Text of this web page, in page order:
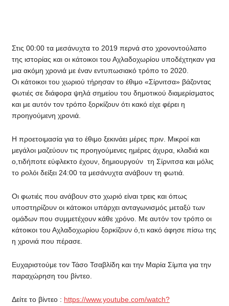
Στις 00:00 τα μεσάνυχτα το 2019 περνά στο χρονοντούλαπο
της ιστορίας και οι κάτοικοι του Αχλαδοχωρίου υποδέχτηκαν για
μια ακόμη χρονιά με έναν εντυπωσιακό τρόπο το 2020.
Οι κάτοικοι του χωριού τήρησαν το έθιμο «Σίρνιτσα» βάζοντας
φωτιές σε διάφορα ψηλά σημείου του δημοτικού διαμερίσματος
και με αυτόν τον τρόπο ξορκίζουν ότι κακό είχε φέρει η
προηγούμενη χρονιά.
Η προετοιμασία για το έθιμο ξεκινάει μέρες πριν. Μικροί και
μεγάλοι μαζεύουν τις προηγούμενες ημέρες άχυρα, κλαδιά και
ο,τιδήποτε εύφλεκτο έχουν, δημιουργούν τη Σίρνιτσα και μόλις
το ρολόι δείξει 24:00 τα μεσάνυχτα ανάβουν τη φωτιά.
Οι φωτιές που ανάβουν στο χωριό είναι τρεις και όπως
υποστηρίζουν οι κάτοικοι υπάρχει ανταγωνισμός μεταξύ των
ομάδων που συμμετέχουν κάθε χρόνο. Με αυτόν τον τρόπο οι
κάτοικοι του Αχλαδοχωρίου ξορκίζουν ό,τι κακό άφησε πίσω της
η χρονιά που πέρασε.
Ευχαριστούμε τον Τάσο Τσαβλίδη και την Μαρία Σίμπα για την
παραχώρηση του βίντεο.
Δείτε το βίντεο : https://www.youtube.com/watch?